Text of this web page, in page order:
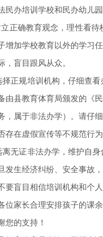
民办培训学校和民办幼儿
立正确教育观念，理性看
增加学校教育以外的学习
，盲目跟风从众。
择正规培训机构，仔细查
由县教育体育局颁发的《
，属于非法办学）。请仔
存在虚假宣传等不规范行
离无证非法办学，维护自
发生经济纠纷、安全事故
要盲目相信培训机构和个
位家长合理安排孩子的课
您的支持！